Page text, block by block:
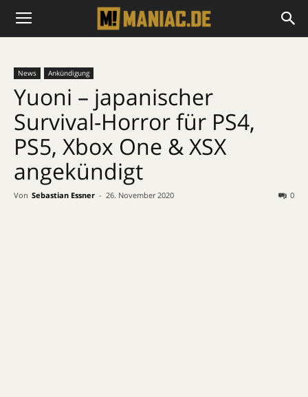
News Ankündigung
Yuoni – japanischer
Survival-Horror für PS4,
PS5, Xbox One & XSX
angekündigt
Von Sebastian Essner - 26. November 2020 0